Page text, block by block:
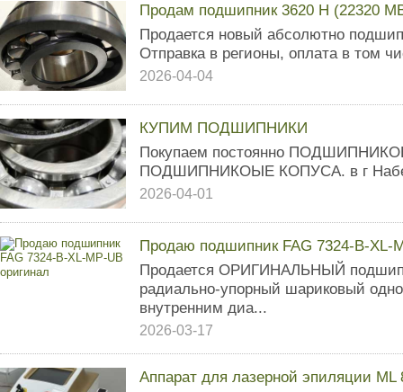
Продам подшипник 3620 Н (22320
Продается новый абсолютно
Отправка в регионы, оплата в том
2026-04-04
КУПИМ ПОДШИПНИКИ
Покупаем постоянно
ПОДШИПНИКОЫЕ КОПУСА. в г
2026-04-01
Продаю подшипник FAG 7324-B-XL-
Продается ОРИГИНАЛЬНЫЙ
радиально-упорный шариковый
внутренним диа...
2026-03-17
Аппарат для лазерной эпиляции ML